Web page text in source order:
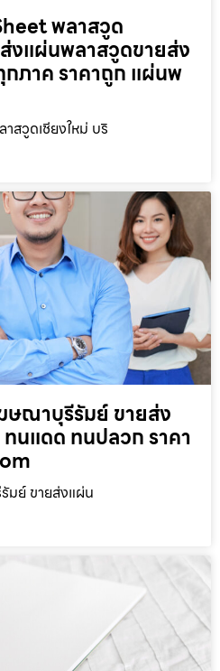
พลาสวูด
งแผ่นพลาสวูดขายส่ง
ภาค ราคาถูก แผ่นพ
สวูดเชียงใหม่ บริ
ษณาบุรีรัมย์ ขายส่ง
นแดด ทนปลวก ราคา
มย์ ขายส่งแผ่น